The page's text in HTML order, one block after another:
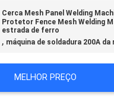
Cerca Mesh Panel Welding
Protetor Fence Mesh Welding
estrada de ferro
, máquina de soldadura 200A da
MELHOR PREÇO